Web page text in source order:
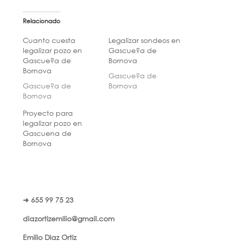
Relacionado
Cuanto cuesta
legalizar pozo en
Gascue?a de
Bornova
Gascue?a de
Bornova
Legalizar sondeos en
Gascue?a de
Bornova
Gascue?a de
Bornova
Proyecto para
legalizar pozo en
Gascuena de
Bornova
➜ 655 99 75 23
diazortizemilio@gmail.com
Emilio Diaz Ortiz